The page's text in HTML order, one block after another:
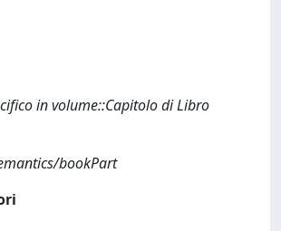
in volume::Capitolo di Libro
bookPart